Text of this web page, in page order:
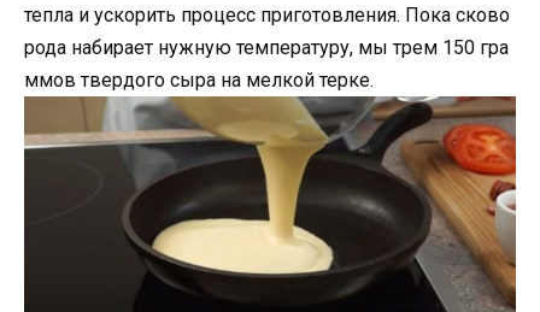
тепла и ускорить процесс приготовления. Пока сково
рода набирает нужную температуру, мы трем 150 гра
ммов твердого сыра на мелкой терке.